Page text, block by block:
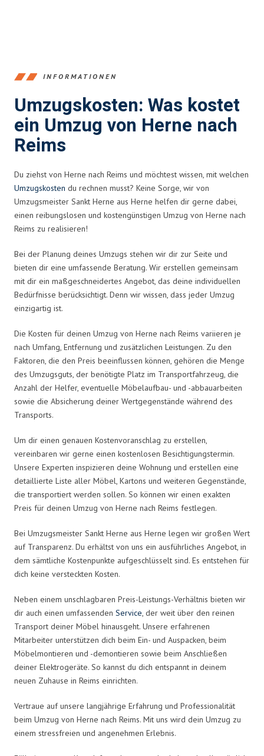
INFORMATIONEN
Umzugskosten: Was kostet
ein Umzug von Herne nach
Reims
Du ziehst von Herne nach Reims und möchtest wissen, mit welchen
Umzugskosten du rechnen musst? Keine Sorge, wir von
Umzugsmeister Sankt Herne aus Herne helfen dir gerne dabei,
einen reibungslosen und kostengünstigen Umzug von Herne nach
Reims zu realisieren!
Bei der Planung deines Umzugs stehen wir dir zur Seite und
bieten dir eine umfassende Beratung. Wir erstellen gemeinsam
mit dir ein maßgeschneidertes Angebot, das deine individuellen
Bedürfnisse berücksichtigt. Denn wir wissen, dass jeder Umzug
einzigartig ist.
Die Kosten für deinen Umzug von Herne nach Reims variieren je
nach Umfang, Entfernung und zusätzlichen Leistungen. Zu den
Faktoren, die den Preis beeinflussen können, gehören die Menge
des Umzugsguts, der benötigte Platz im Transportfahrzeug, die
Anzahl der Helfer, eventuelle Möbelaufbau- und -abbauarbeiten
sowie die Absicherung deiner Wertgegenstände während des
Transports.
Um dir einen genauen Kostenvoranschlag zu erstellen,
vereinbaren wir gerne einen kostenlosen Besichtigungstermin.
Unsere Experten inspizieren deine Wohnung und erstellen eine
detaillierte Liste aller Möbel, Kartons und weiteren Gegenstände,
die transportiert werden sollen. So können wir einen exakten
Preis für deinen Umzug von Herne nach Reims festlegen.
Bei Umzugsmeister Sankt Herne aus Herne legen wir großen Wert
auf Transparenz. Du erhältst von uns ein ausführliches Angebot, in
dem sämtliche Kostenpunkte aufgeschlüsselt sind. Es entstehen für
dich keine versteckten Kosten.
Neben einem unschlagbaren Preis-Leistungs-Verhältnis bieten wir
dir auch einen umfassenden Service, der weit über den reinen
Transport deiner Möbel hinausgeht. Unsere erfahrenen
Mitarbeiter unterstützen dich beim Ein- und Auspacken, beim
Möbelmontieren und -demontieren sowie beim Anschließen
deiner Elektrogeräte. So kannst du dich entspannt in deinem
neuen Zuhause in Reims einrichten.
Vertraue auf unsere langjährige Erfahrung und Professionalität
beim Umzug von Herne nach Reims. Mit uns wird dein Umzug zu
einem stressfreien und angenehmen Erlebnis.